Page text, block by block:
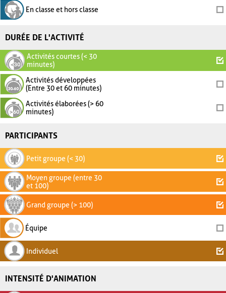
En classe et hors classe
DURÉE DE L'ACTIVITÉ
Activités courtes (< 30
minutes)
Activités développées
(Entre 30 et 60 minutes)
Activités élaborées (> 60
minutes)
PARTICIPANTS
Petit groupe (< 30)
Moyen groupe (entre 30
et 100)
Grand groupe (> 100)
Équipe
Individuel
INTENSITÉ D'ANIMATION